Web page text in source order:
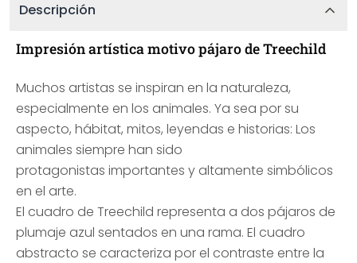
Descripción
Impresión artística motivo pájaro de Treechild
Muchos artistas se inspiran en la naturaleza,
especialmente en los animales. Ya sea por su
aspecto, hábitat, mitos, leyendas e historias: Los
animales siempre han sido
protagonistas importantes y altamente simbólicos
en el arte.
El cuadro de Treechild representa a dos pájaros de
plumaje azul sentados en una rama. El cuadro
abstracto se caracteriza por el contraste entre la